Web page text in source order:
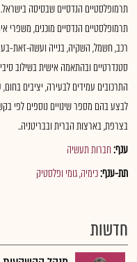
תרמופלסטיים הנדסיים שבסיסה
תרמופלסטיים הנדסיים מוכנים, משפרי
רכב, חשמל, השקיה, בנייה ועשה-זאת-
סטנדרטיים ובהתאמה אישית בשילוב סיבי
לבצע בהם מספר שינויים נוספים לפי
בצרפת, בארצות הברית ובבריטניה..
ענף:חברות תעשיה
תת-ענף:כימיה, גומי ופלסטיק
חדשות